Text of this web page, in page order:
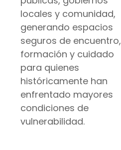
locales y comunidad,
generando espacios
seguros de encuentro,
formación y cuidado
para quienes
históricamente han
enfrentado mayores
condiciones de
vulnerabilidad.